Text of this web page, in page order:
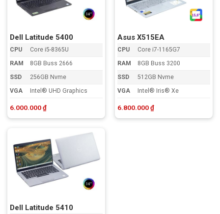
cao
Dell Latitude 5400
CPU
Core i5-8365U
RAM
8GB Buss 2666
SSD
256GB Nvme
VGA
Intel® UHD Graphics
6.000.000₫
Asus X515EA
CPU
Core i7-1165G7
RAM
8GB Buss 3200
SSD
512GB Nvme
VGA
Intel® Iris® Xe
6.800.000₫
Dell Latitude 5410